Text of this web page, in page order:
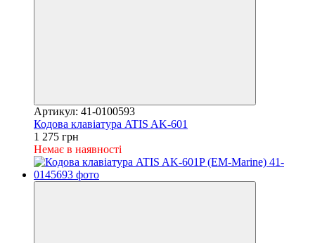
Артикул: 41-0100593
Кодова клавіатура ATIS AK-601
1 275 грн
Немає в наявності